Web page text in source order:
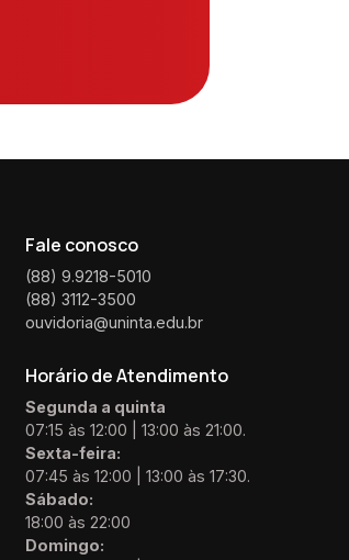
Fale conosco
(88) 9.9218-5010
(88) 3112-3500
ouvidoria@uninta.edu.br
Horário de Atendimento
Segunda a quinta
07:15 às 12:00 | 13:00 às 21:00.
Sexta-feira:
07:45 às 12:00 | 13:00 às 17:30.
Sábado:
18:00 às 22:00
Domingo: